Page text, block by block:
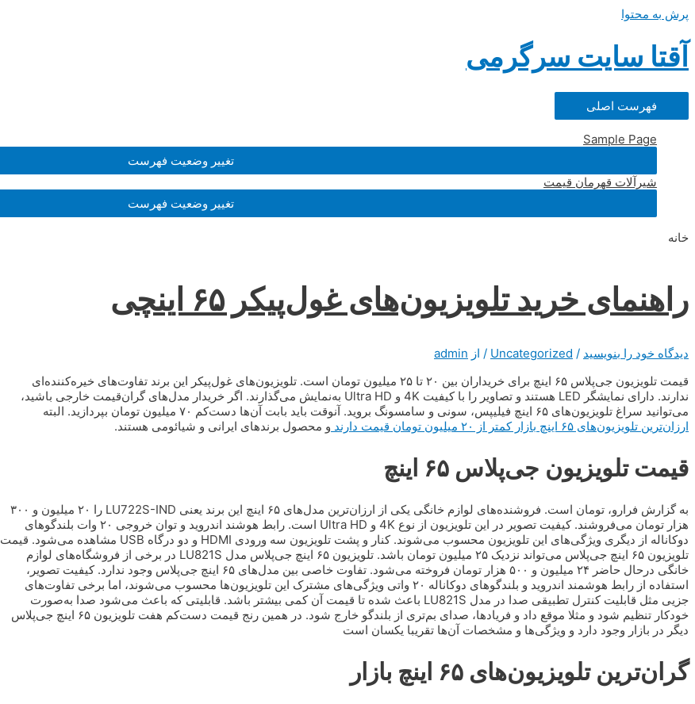
پرش به محتوا
آقتا سایت سرگرمی
فهرست اصلی
Sample Page
تغییر وضعیت فهرست
شیرآلات قهرمان قیمت
تغییر وضعیت فهرست
خانه
راهنمای خرید تلویزیون‌های غول‌پیکر ۶۵ اینچی
دیدگاه‌ خود را بنویسید /
Uncategorized / از admin
قیمت تلویزیون جی‌پلاس ۶۵ اینچ برای خریداران بین ۲۰ تا ۲۵ میلیون تومان است. تلویزیون‌های غول‌پیکر این برند تفاوت‌های خیره‌کننده‌ای
ندارند. دارای نمایشگر LED هستند و تصاویر را با کیفیت 4K و Ultra HD به‌نمایش می‌گذارند. اگر خریدار مدل‌های گران‌قیمت خارجی باشید،
می‌توانید سراغ تلویزیون‌های ۶۵ اینچ فیلیپس، سونی و سامسونگ بروید. آنوقت باید بابت آن‌ها دست‌کم ۷۰ میلیون تومان بپردازید. البته
ارزان‌ترین تلویزیون‌های ۶۵ اینچ بازار کمتر از ۲۰ میلیون تومان قیمت دارند
و محصول برند‌های ایرانی و شیائومی هستند.
قیمت تلویزیون جی‌پلاس ۶۵ اینچ
به گزارش فرارو، تومان است. فروشنده‌های لوازم خانگی یکی از ارزان‌ترین مدل‌های ۶۵ اینچ این برند یعنی LU722S-IND را ۲۰ میلیون و ۳۰۰
هزار تومان می‌فروشند. کیفیت تصویر در این تلویزیون از نوع 4K و Ultra HD است. رابط هوشند اندروید و توان خروجی ۲۰ وات بلندگو‌های
دوکاناله از دیگری ویژگی‌های این تلویزیون محسوب می‌شوند. کنار و پشت تلویزیون سه ورودی HDMI و دو درگاه USB مشاهده می‌شود. قیمت
تلویزیون ۶۵ اینچ جی‌پلاس می‌تواند نزدیک ۲۵ میلیون تومان باشد. تلویزیون ۶۵ اینچ جی‌پلاس مدل LU821S در برخی از فروشگاه‌های لوازم
خانگی درحال حاضر ۲۴ میلیون و ۵۰۰ هزار تومان فروخته می‌شود. تفاوت خاصی بین مدل‌های ۶۵ اینچ جی‌پلاس وجود ندارد. کیفیت تصویر،
استفاده از رابط هوشمند اندروید و بلندگو‌های دوکاناله ۲۰ واتی ویژگی‌های مشترک این تلویزیون‌ها محسوب می‌شوند، اما برخی تفاوت‌های
جزیی مثل قابلیت کنترل تطبیقی صدا در مدل LU821S باعث شده تا قیمت آن کمی بیشتر باشد. قابلیتی که باعث می‌شود صدا به‌صورت
خودکار تنظیم شود و مثلا موقع داد و فریاد‌ها، صدای بم‌تری از بلندگو خارج شود. در همین رنج قیمت دست‌کم هفت تلویزیون ۶۵ اینچ جی‌پلاس
دیگر در بازار وجود دارد و ویژگی‌ها و مشخصات آن‌ها تقریبا یکسان است
گران‌ترین تلویزیون‌های ۶۵ اینچ بازار